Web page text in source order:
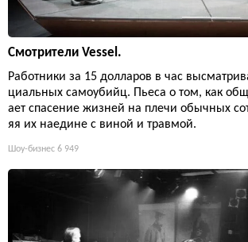
Смотрители Vessel.
Работники за 15 долларов в час
циальных самоубийц. Пьеса о том, как
ает спасение жизней на плечи обычных
яя их наедине с виной и травмой.
Шоу-бизнес 6 949